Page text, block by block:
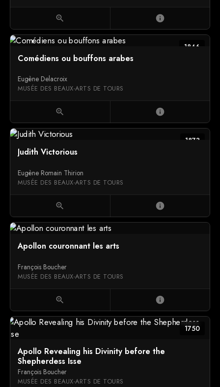
zoom_in info
1846
Comédiens ou bouffons arabes
Eugène Delacroix
MUSÉE DES BEAUX-ARTS DE TOURS
zoom_in info
1873
Judith Victorious
Eugène Romain Thirion
MUSÉE DES BEAUX-ARTS DE TOURS
zoom_in info
Apollon couronnant les arts
François Boucher
MUSÉE DES BEAUX-ARTS DE TOURS
zoom_in info
1750
Apollo Revealing his Divinity before the
Shepherdess Isse
François Boucher
MUSÉE DES BEAUX-ARTS DE TOURS